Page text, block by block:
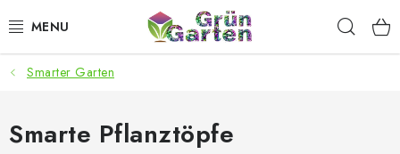
Inhalt
ANGEBOTE
LED PFLANZENLAMPEN
Smarter Garten
Smarte Pflanztöpfe